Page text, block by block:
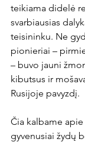
teikiama didelė
svarbiausias
teisininku. Ne
pionieriai –
– buvo jauni
kibutsus ir
Rusijoje pavyzdį.
Čia kalbame
gyvenusiai žydų